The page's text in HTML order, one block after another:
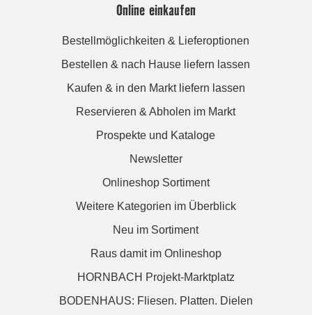
Online einkaufen
Bestellmöglichkeiten & Lieferoptionen
Bestellen & nach Hause liefern lassen
Kaufen & in den Markt liefern lassen
Reservieren & Abholen im Markt
Prospekte und Kataloge
Newsletter
Onlineshop Sortiment
Weitere Kategorien im Überblick
Neu im Sortiment
Raus damit im Onlineshop
HORNBACH Projekt-Marktplatz
BODENHAUS: Fliesen. Platten. Dielen